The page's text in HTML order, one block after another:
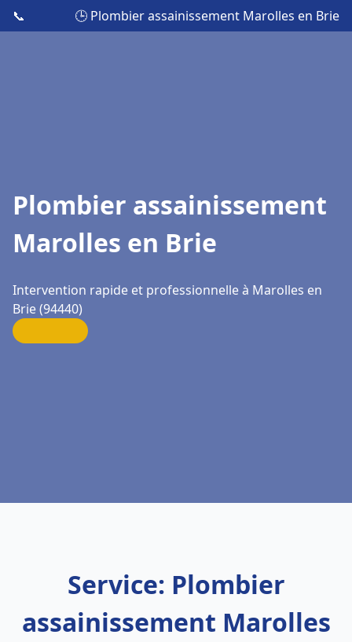
📞 🕒 Plombier assainissement Marolles en Brie
Plombier assainissement
Marolles en Brie
Intervention rapide et professionnelle à Marolles en
Brie (94440)
Service: Plombier
assainissement Marolles